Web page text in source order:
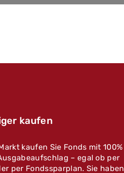
kaufen
kaufen Sie Fonds mit 100%
– egal ob per
per Fondssparplan. Sie haben